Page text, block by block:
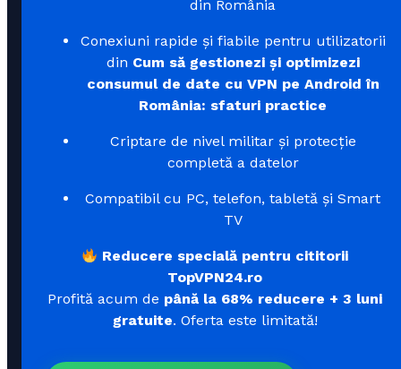
din România
Conexiuni rapide și fiabile pentru utilizatorii
din Cum să gestionezi și optimizezi
consumul de date cu VPN pe Android în
România: sfaturi practice
Criptare de nivel militar și protecție
completă a datelor
Compatibil cu PC, telefon, tabletă și Smart
TV
Reducere specială pentru cititorii
TopVPN24.ro
Profită acum de până la 68% reducere + 3 luni
gratuite. Oferta este limitată!